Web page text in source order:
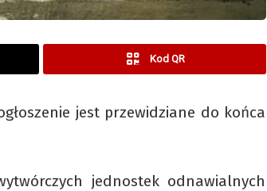
Kod QR
jest przewidziane do końca
jednostek odnawialnych